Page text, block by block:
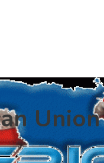
Union